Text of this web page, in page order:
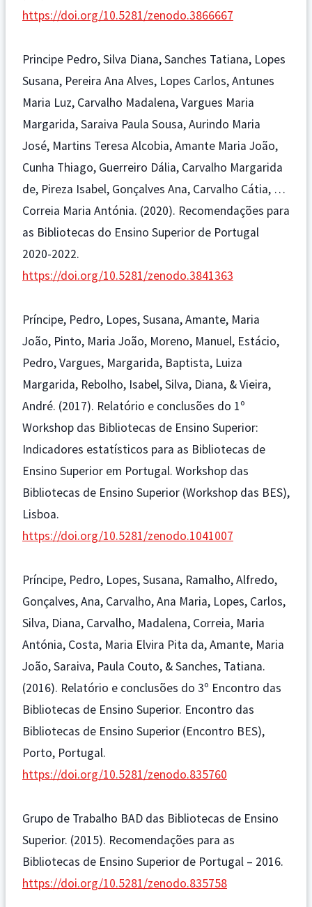
https://doi.org/10.5281/zenodo.3866667
Principe Pedro, Silva Diana, Sanches Tatiana, Lopes
Susana, Pereira Ana Alves, Lopes Carlos, Antunes
Maria Luz, Carvalho Madalena, Vargues Maria
Margarida, Saraiva Paula Sousa, Aurindo Maria
José, Martins Teresa Alcobia, Amante Maria João,
Cunha Thiago, Guerreiro Dália, Carvalho Margarida
de, Pireza Isabel, Gonçalves Ana, Carvalho Cátia, …
Correia Maria Antónia. (2020). Recomendações para
as Bibliotecas do Ensino Superior de Portugal
2020-2022.
https://doi.org/10.5281/zenodo.3841363
Príncipe, Pedro, Lopes, Susana, Amante, Maria
João, Pinto, Maria João, Moreno, Manuel, Estácio,
Pedro, Vargues, Margarida, Baptista, Luiza
Margarida, Rebolho, Isabel, Silva, Diana, & Vieira,
André. (2017). Relatório e conclusões do 1º
Workshop das Bibliotecas de Ensino Superior:
Indicadores estatísticos para as Bibliotecas de
Ensino Superior em Portugal. Workshop das
Bibliotecas de Ensino Superior (Workshop das BES),
Lisboa.
https://doi.org/10.5281/zenodo.1041007
Príncipe, Pedro, Lopes, Susana, Ramalho, Alfredo,
Gonçalves, Ana, Carvalho, Ana Maria, Lopes, Carlos,
Silva, Diana, Carvalho, Madalena, Correia, Maria
Antónia, Costa, Maria Elvira Pita da, Amante, Maria
João, Saraiva, Paula Couto, & Sanches, Tatiana.
(2016). Relatório e conclusões do 3º Encontro das
Bibliotecas de Ensino Superior. Encontro das
Bibliotecas de Ensino Superior (Encontro BES),
Porto, Portugal.
https://doi.org/10.5281/zenodo.835760
Grupo de Trabalho BAD das Bibliotecas de Ensino
Superior. (2015). Recomendações para as
Bibliotecas de Ensino Superior de Portugal – 2016.
https://doi.org/10.5281/zenodo.835758